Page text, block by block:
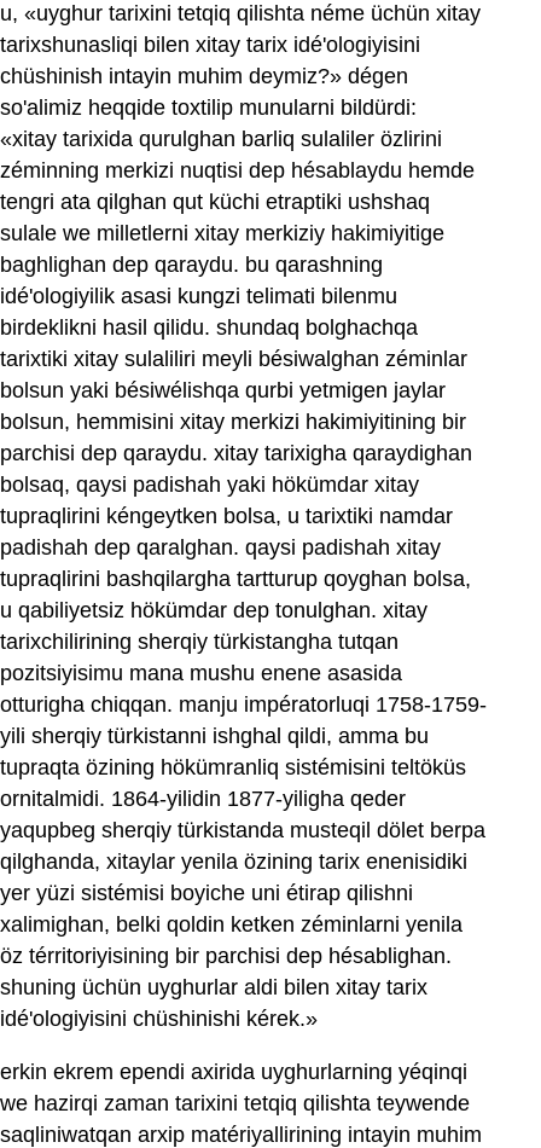
u, «uyghur tarixini tetqiq qilishta néme üchün xitay
tarixshunasliqi bilen xitay tarix idé'ologiyisini
chüshinish intayin muhim deymiz?» dégen
so'alimiz heqqide toxtilip munularni bildürdi:
«xitay tarixida qurulghan barliq sulaliler özlirini
zéminning merkizi nuqtisi dep hésablaydu hemde
tengri ata qilghan qut küchi etraptiki ushshaq
sulale we milletlerni xitay merkiziy hakimiyitige
baghlighan dep qaraydu. bu qarashning
idé'ologiyilik asasi kungzi telimati bilenmu
birdeklikni hasil qilidu. shundaq bolghachqa
tarixtiki xitay sulaliliri meyli bésiwalghan zéminlar
bolsun yaki bésiwélishqa qurbi yetmigen jaylar
bolsun, hemmisini xitay merkizi hakimiyitining bir
parchisi dep qaraydu. xitay tarixigha qaraydighan
bolsaq, qaysi padishah yaki hökümdar xitay
tupraqlirini kéngeytken bolsa, u tarixtiki namdar
padishah dep qaralghan. qaysi padishah xitay
tupraqlirini bashqilargha tartturup qoyghan bolsa,
u qabiliyetsiz hökümdar dep tonulghan. xitay
tarixchilirining sherqiy türkistangha tutqan
pozitsiyisimu mana mushu enene asasida
otturigha chiqqan. manju impératorluqi 1758-1759-
yili sherqiy türkistanni ishghal qildi, amma bu
tupraqta özining hökümranliq sistémisini teltöküs
ornitalmidi. 1864-yilidin 1877-yiligha qeder
yaqupbeg sherqiy türkistanda musteqil dölet berpa
qilghanda, xitaylar yenila özining tarix enenisidiki
yer yüzi sistémisi boyiche uni étirap qilishni
xalimighan, belki qoldin ketken zéminlarni yenila
öz térritoriyisining bir parchisi dep hésablighan.
shuning üchün uyghurlar aldi bilen xitay tarix
idé'ologiyisini chüshinishi kérek.»
erkin ekrem ependi axirida uyghurlarning yéqinqi
we hazirqi zaman tarixini tetqiq qilishta teywende
saqliniwatqan arxip matériyallirining intayin muhim